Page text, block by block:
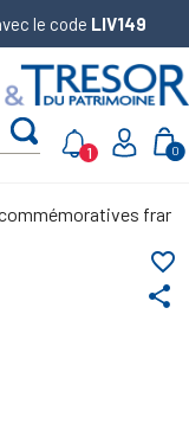
le code LIV149
0
1
share
favorite_border